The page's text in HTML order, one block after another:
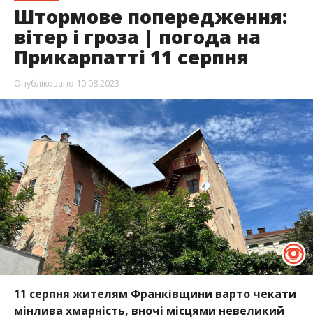
Штормове попередження:
вітер і гроза | погода на
Прикарпатті 11 серпня
Опубліковано 10.08.2023
11 серпня жителям Франківщини варто чекати
мінлива хмарність, вночі місцями невеликий